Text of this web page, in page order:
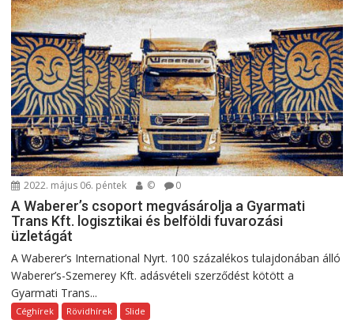
2022. május 06. péntek © 0
A Waberer’s csoport megvásárolja a Gyarmati
Trans Kft. logisztikai és belföldi fuvarozási
üzletágát
A Waberer’s International Nyrt. 100 százalékos tulajdonában álló
Waberer’s-Szemerey Kft. adásvételi szerződést kötött a
Gyarmati Trans...
Céghírek Rövidhírek Slide